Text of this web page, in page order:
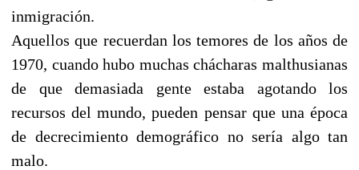
inmigración.
Aquellos que recuerdan los temores de los años de
1970, cuando hubo muchas chácharas malthusianas
de que demasiada gente estaba agotando los
recursos del mundo, pueden pensar que una época
de decrecimiento demográfico no sería algo tan
malo.